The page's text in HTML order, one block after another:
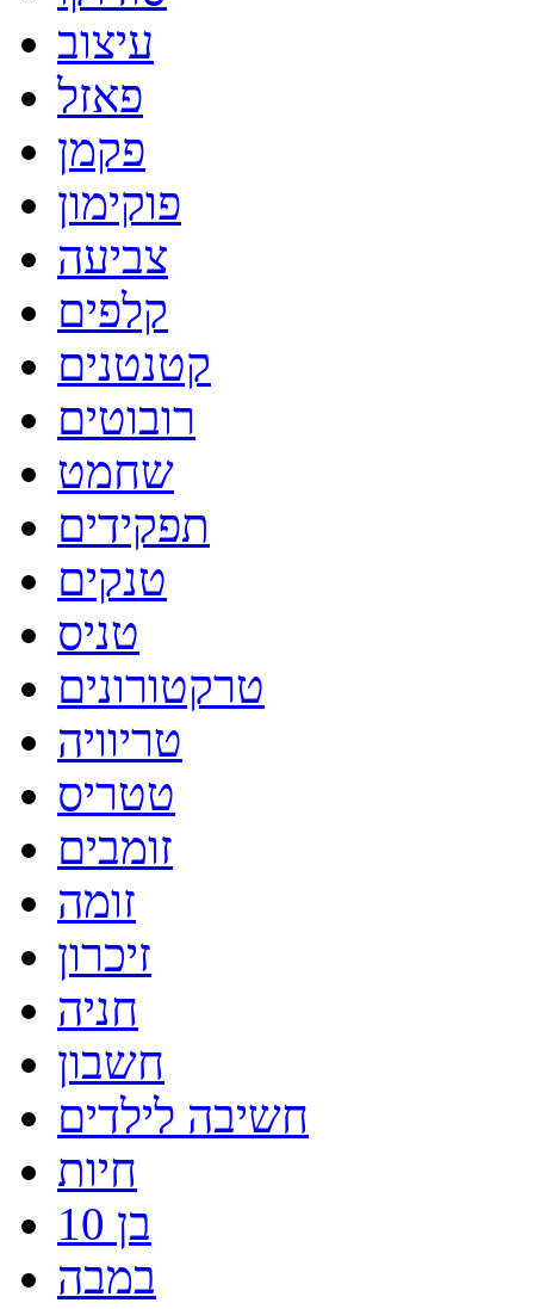
עיצוב
פאזל
פקמן
פוקימון
צביעה
קלפים
קטנטנים
רובוטים
שחמט
תפקידים
טנקים
טניס
טרקטורונים
טריוויה
טטריס
זומבים
זומה
זיכרון
חניה
חשבון
חשיבה לילדים
חיות
בן 10
במבה